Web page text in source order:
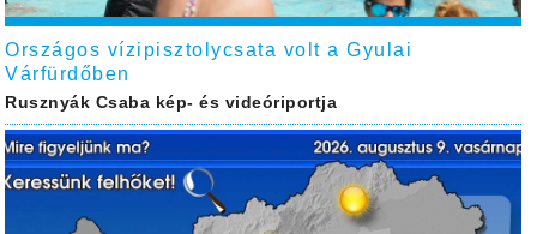
Országos vízipisztolycsata volt a Gyulai
Várfürdőben
Rusznyák Csaba kép- és videóriportja